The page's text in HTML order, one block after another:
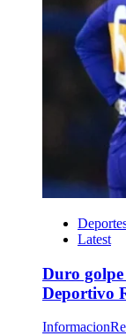
Latest
Duro
Deportivo